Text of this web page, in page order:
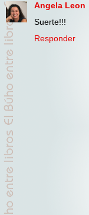
Angela Leon
Suerte!!!
Responder